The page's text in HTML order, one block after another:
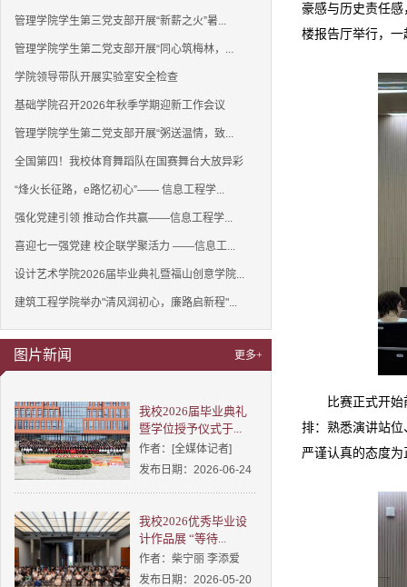
管理学院学生第三党支部开展“新薪之火”暑...
管理学院学生第二党支部开展“同心筑梅林，...
学院领导带队开展实验室安全检查
基础学院召开2026年秋季学期迎新工作会议
管理学院学生第二党支部开展“粥送温情，致...
全国第四！我校体育舞蹈队在国赛舞台大放异彩
“烽火长征路，e路忆初心”—— 信息工程学...
强化党建引领 推动合作共赢——信息工程学...
喜迎七一强党建 校企联学聚活力 ——信息工...
设计艺术学院2026届毕业典礼暨福山创意学院...
建筑工程学院举办"清风润初心，廉路启新程"...
图片新闻 更多+
我校2026届毕业典礼
暨学位授予仪式于...
作者：[全媒体记者]
发布日期：2026-06-24
我校2026优秀毕业设
计作品展 “等待...
作者：柴宁丽 李添爱
发布日期：2026-05-20
豪感与历史责任
楼报告厅举行，
比赛正式开
排：熟悉演讲站
严谨认真的态度